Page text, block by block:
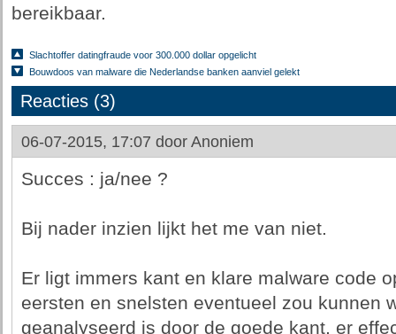
bereikbaar.
Slachtoffer datingfraude voor 300.000 dollar opgelicht
Bouwdoos van malware die Nederlandse banken aanviel gelekt
Reacties (3)
06-07-2015, 17:07 door Anoniem
Succes : ja/nee ?
Bij nader inzien lijkt het me van niet.
Er ligt immers kant en klare malware code
eersten en snelsten eventueel zou kunnen
geanalyseerd is door de goede kant, er